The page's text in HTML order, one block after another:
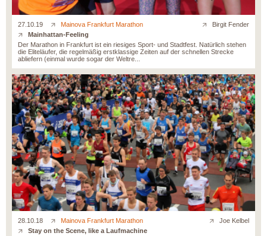
27.10.19 Mainova Frankfurt Marathon
Birgit Fender
Mainhattan-Feeling
Der Marathon in Frankfurt ist ein riesiges Sport- und Stadtfest. Natürlich stehen
die Eliteläufer, die regelmäßig erstklassige Zeiten auf der schnellen Strecke
abliefern (einmal wurde sogar der Weltre...
28.10.18 Mainova Frankfurt Marathon
Joe Kelbel
Stay on the Scene, like a Laufmachine